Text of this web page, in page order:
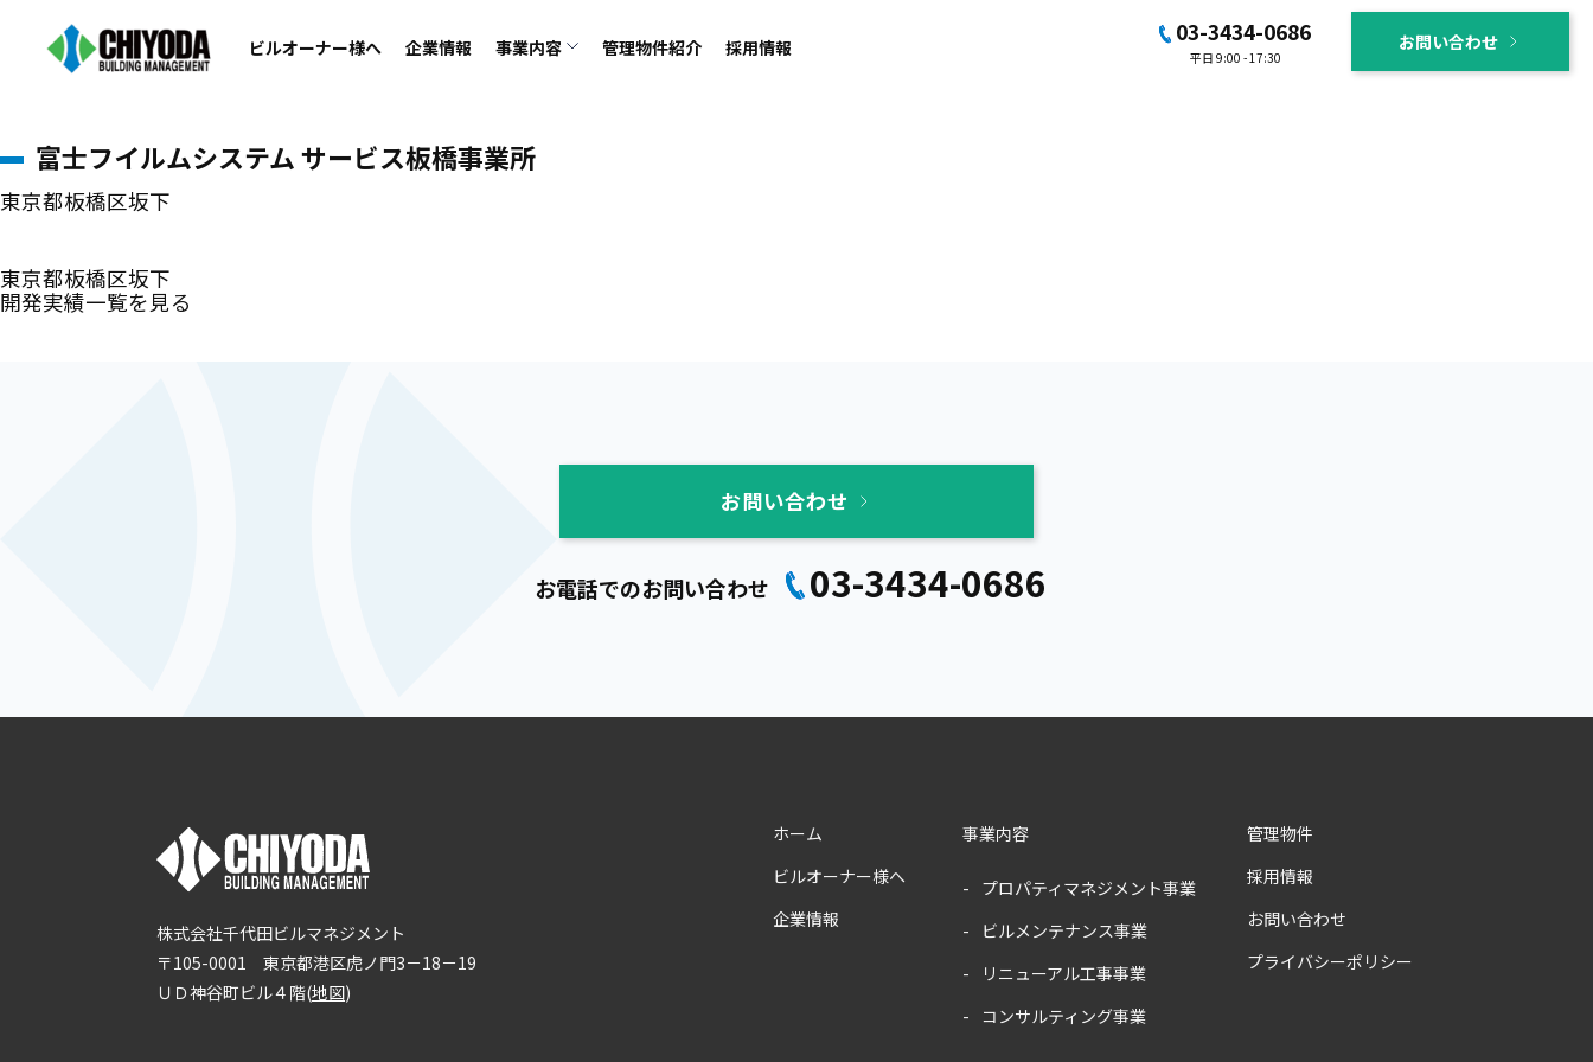
ビルオーナー様へ 企業情報 事業内容 管理物件紹介 採用情報
03-3434-0686
平日 9:00 - 17:30
お問い合わせ
ホーム >開発実績>富士フイルムシステム サービス板橋事業所
富士フイルムシステム サービス板橋事業所
東京都板橋区坂下
東京都板橋区坂下
開発実績一覧を見る
お問い合わせ
お電話でのお問い合わせ 03-3434-0686
株式会社千代田ビルマネジメント
〒105-0001 東京都港区虎ノ門3－18－19
ＵＤ神谷町ビル４階(地図)
ホーム
ビルオーナー様へ
企業情報
事業内容
プロパティマネジメント事業
ビルメンテナンス事業
リニューアル工事事業
コンサルティング事業
管理物件
採用情報
お問い合わせ
プライバシーポリシー